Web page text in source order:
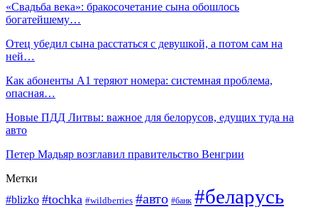
«Свадьба века»: бракосочетание сына обошлось
богатейшему…
Отец убедил сына расстаться с девушкой, а потом сам на
ней…
Как абоненты A1 теряют номера: системная проблема,
опасная…
Новые ПДД Литвы: важное для белорусов, едущих туда на
авто
Петер Мадьяр возглавил правительство Венгрии
Метки
#blizko #tochka #wildberries #авто #банк #беларусь